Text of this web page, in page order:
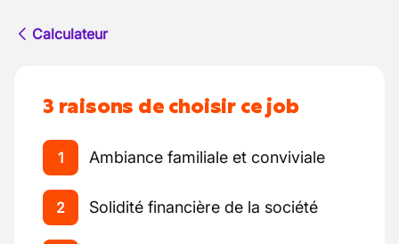
Calculateur
3 raisons de choisir ce job
1 Ambiance familiale et conviviale
2 Solidité financière de la société